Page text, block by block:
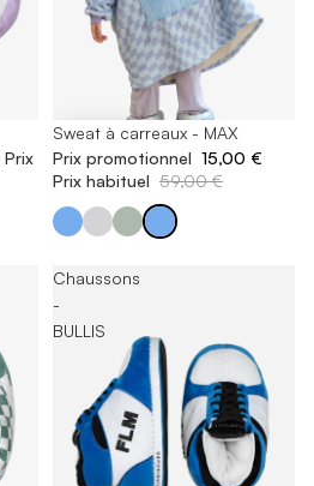
Prix
-74%
Sweat à carreaux - MAX
Prix promotionnel 15,00 €
Prix habituel 59,00 €
Chaussons
-
BULLIS